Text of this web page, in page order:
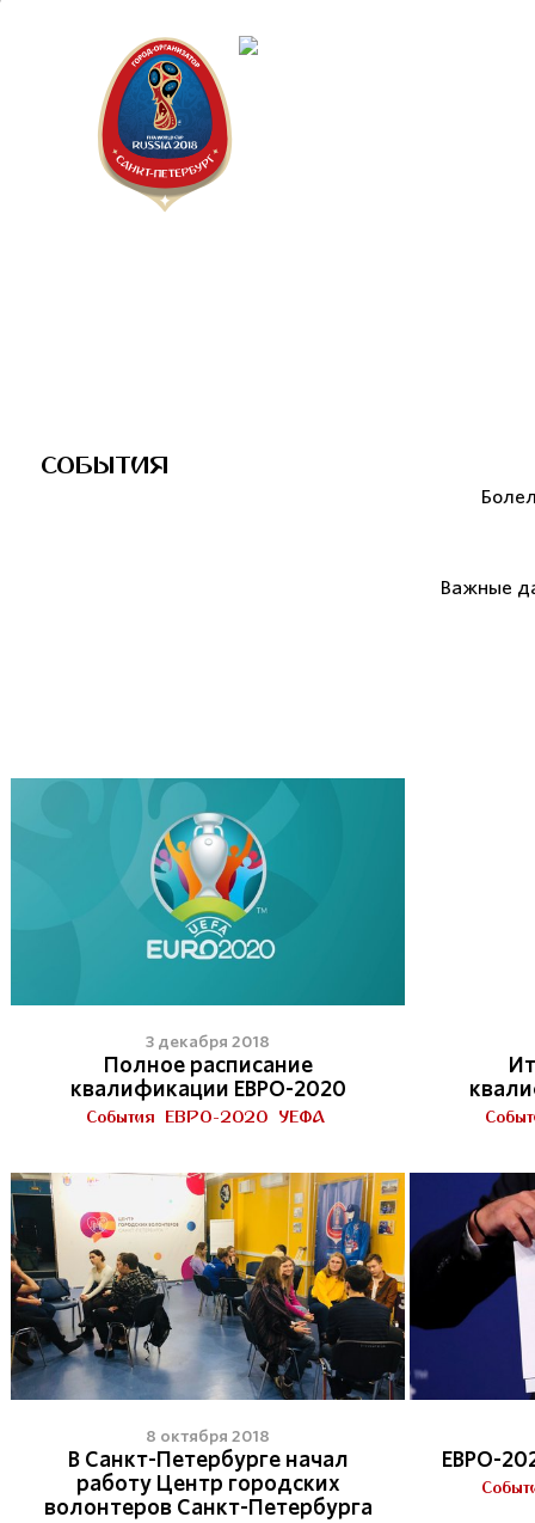
СОБЫТИЯ
Важные
3 декабря 2018
Полное расписание
квалификации ЕВРО-2020
События ЕВРО-2020 УЕФА
8 октября 2018
В Санкт-Петербурге начал
работу Центр городских
волонтеров Санкт-Петербурга
ЕВРО-